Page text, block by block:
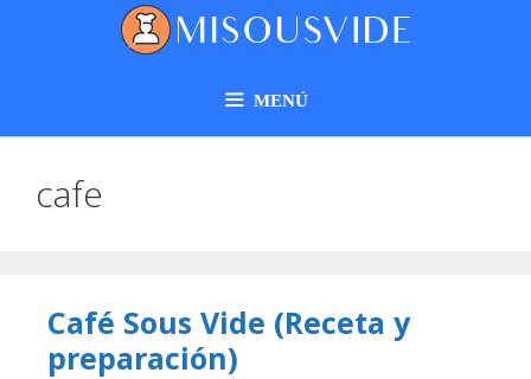
MENÚ
cafe
Café Sous Vide (Receta y
preparación)